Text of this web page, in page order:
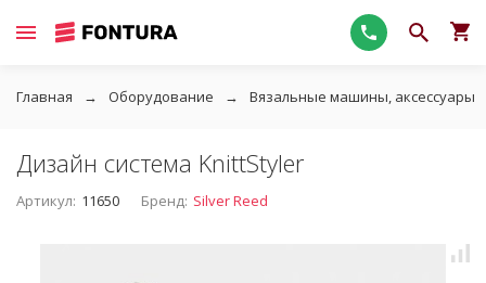
Главная Оборудование Вязальные машины, аксессуары
Дизайн система KnittStyler
Артикул: 11650 Бренд: Silver Reed